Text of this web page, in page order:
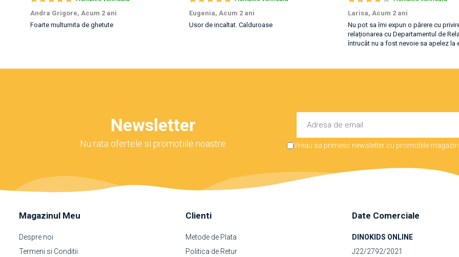
Andra Grigore, Acum 2 ani
Foarte multumita de ghetute
Eugenia, Acum 2 ani
Usor de incaltat. Calduroase
Larisa, Acum 2 ani
Nu pot sa îmi expun o părere cu
relaționarea cu Departamentul de
întrucât nu a fost nevoie sa apelez la
Newsletter
Nu rata ofertele si promotiile noastre Vreau sa primesc newsletter cu promotiile
Magazinul Meu
Despre noi
Termeni si Conditii
Clienti
Metode de Plata
Politica de Retur
Date Comerciale
DINOKIDS ONLINE
J22/2792/2021